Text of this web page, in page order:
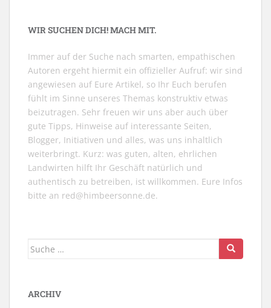
WIR SUCHEN DICH! MACH MIT.
Immer auf der Suche nach smarten, empathischen
Autoren ergeht hiermit ein offizieller Aufruf: wir sind
angewiesen auf Eure Artikel, so Ihr Euch berufen
fühlt im Sinne unseres Themas konstruktiv etwas
beizutragen. Sehr freuen wir uns aber auch über
gute Tipps, Hinweise auf interessante Seiten,
Blogger, Initiativen und alles, was uns inhaltlich
weiterbringt. Kurz: was guten, alten, ehrlichen
Landwirten hilft Ihr Geschäft natürlich und
authentisch zu betreiben, ist willkommen. Eure Infos
bitte an red@himbeersonne.de.
Suche
ARCHIV